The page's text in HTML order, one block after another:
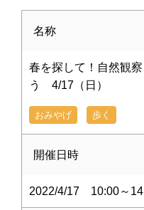
名称
春を探して！自然観
う 4/17（日）
おみやげ 歩く
開催日時
2022/4/17 10:00～